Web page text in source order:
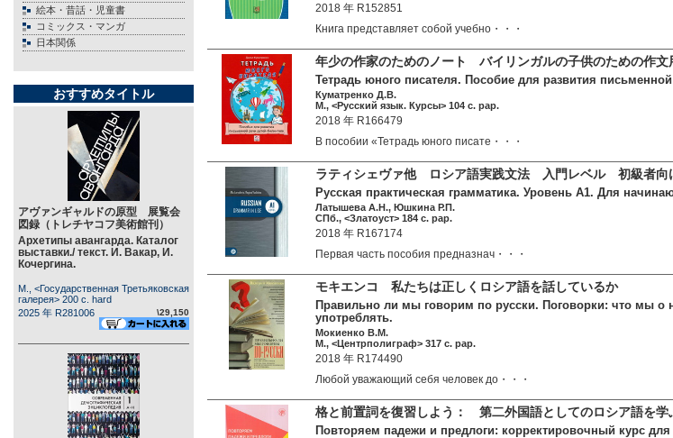
絵本・昔話・児童書
コミックス・マンガ
日本関係
おすすめタイトル
アヴァンギャルドの原型 展覧会
図録（トレチヤコフ美術館刊）
Архетипы авангарда. Каталог
выставки./ текст. И. Вакар, И.
Кочергина.
М., <Государственная Третьяковская
галерея> 200 c. hard
2025 年 R281006
\29,150
2018 年 R152851
Книга представляет собой учебно・・・
年少の作家のためのノート バイリンガルの子供のための作
Тетрадь юного писателя. Пособие для развития
Куматренко Д.В.
М., <Русский язык. Курсы> 104 c. pap.
2018 年 R166479
В пособии «Тетрадь юного писате・・・
ラティシェヴァ他 ロシア語実践文法 入門レベル 初級者向
Русская практическая грамматика. Уровень А1. Для
Латышева А.Н., Юшкина Р.П.
СПб., <Златоуст> 184 c. pap.
2018 年 R167174
Первая часть пособия предназнач・・・
モキエンコ 私たちは正しくロシア語を話しているか
Правильно ли мы говорим по русски. Поговорки: что мы о
употреблять.
Мокиенко В.М.
М., <Центрполиграф> 317 c. pap.
2018 年 R174490
Любой уважающий себя человек до・・・
格と前置詞を復習しよう： 第二外国語としてのロシア語を学
Повторяем падежи и предлоги: корректировочный курс